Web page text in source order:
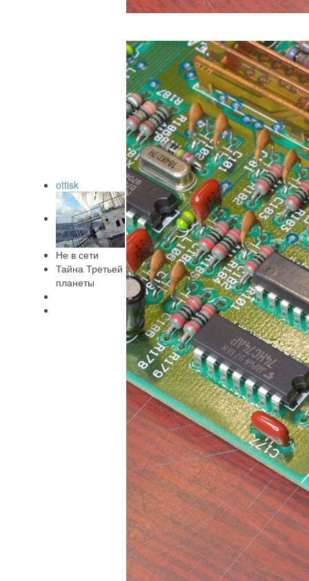
ottisk
Не в сети
Тайна Третьей
планеты